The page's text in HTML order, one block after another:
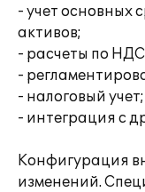
- учет основных
активов;
- расчеты по
-
- налоговый учет;
- интеграция с
Конфигурация
изменений.